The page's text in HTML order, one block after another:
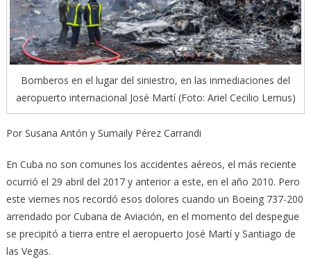
Bomberos en el lugar del siniestro, en las inmediaciones del
aeropuerto internacional José Martí (Foto: Ariel Cecilio Lemus)
Por Susana Antón y Sumaily Pérez Carrandi
En Cuba no son comunes los accidentes aéreos, el más reciente
ocurrió el 29 abril del 2017 y anterior a este, en el año 2010. Pero
este viernes nos recordó esos dolores cuando un Boeing 737-200
arrendado por Cubana de Aviación, en el momento del despegue
se precipitó a tierra entre el aeropuerto José Martí y Santiago de
las Vegas.